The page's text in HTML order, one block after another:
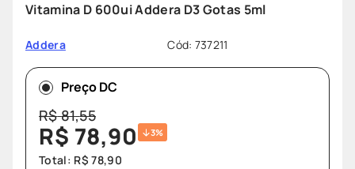
7º
mounjaro
º protetor solar
Vitamina D 600ui Addera D3 Gotas 5ml
Addera Cód: 737211
Preço DC
R$81,55
R$ 78,90 3%
Total: R$ 78,90